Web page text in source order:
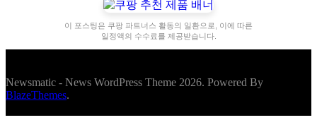
이 포스팅은 쿠팡 파트너스 활동의 일환으로, 이에 따른
일정액의 수수료를 제공받습니다.
Newsmatic - News WordPress Theme 2026. Powered By
BlazeThemes.